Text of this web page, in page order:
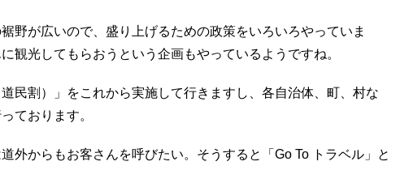
野が広いので、盛り上げるための政策をいろいろやっていま
観光してもらおうという企画もやっているようですね。
民割）」をこれから実施して行きますし、各自治体、町、村な
ております。
外からもお客さんを呼びたい。そうすると「Go To トラベル」と